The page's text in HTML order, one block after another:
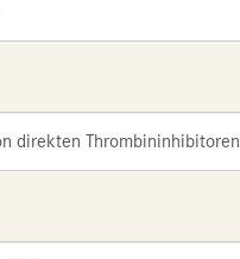
direkten Thrombininhibitoren